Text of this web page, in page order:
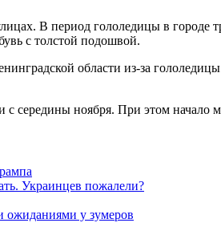
В период гололедицы в городе
с толстой подошвой.
области из-за
с середины ноября. При этом начало
Украинцев пожалели?
ожиданиями у зумеров